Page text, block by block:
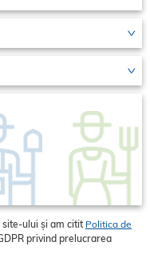
site-ului și am citit Politica de